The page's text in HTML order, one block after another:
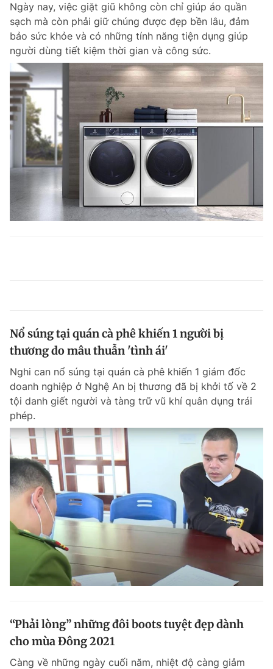
Ngày nay, việc giặt giũ không còn chỉ giúp áo quần
sạch mà còn phải giữ chúng được đẹp bền lâu, đảm
bảo sức khỏe và có những tính năng tiện dụng giúp
người dùng tiết kiệm thời gian và công sức.
Nổ súng tại quán cà phê khiến 1 người bị
thương do mâu thuẫn 'tình ái'
Nghi can nổ súng tại quán cà phê khiến 1 giám đốc
doanh nghiệp ở Nghệ An bị thương đã bị khởi tố về 2
tội danh giết người và tàng trữ vũ khí quân dụng trái
phép.
“Phải lòng” những đôi boots tuyệt đẹp dành
cho mùa Đông 2021
Càng về những ngày cuối năm, nhiệt độ càng giảm